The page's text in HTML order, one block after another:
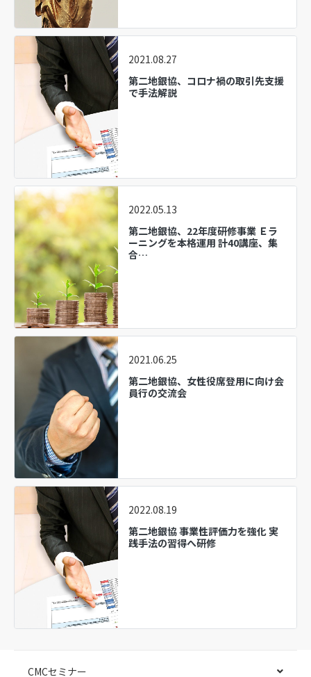
2021.08.27
第二地銀協、コロナ禍の取引先支援
で手法解説
2022.05.13
第二地銀協、22年度研修事業 Ｅラ
ーニングを本格運用 計40講座、集
合…
2021.06.25
第二地銀協、女性役席登用に向け会
員行の交流会
2022.08.19
第二地銀協 事業性評価力を強化 実
践手法の習得へ研修
CMCセミナー